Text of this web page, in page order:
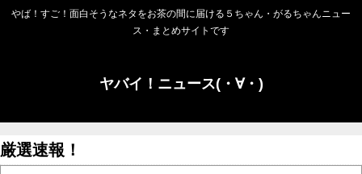
やば！すご！面白そうなネタをお茶の間に届ける５ちゃん・がるちゃんニュー
ス・まとめサイトです
ヤバイ！ニュース(・∀・)
厳選速報！